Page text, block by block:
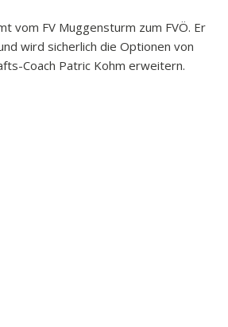
vom FV Muggensturm zum FVÖ. Er
wird sicherlich die Optionen von
Coach Patric Kohm erweitern.